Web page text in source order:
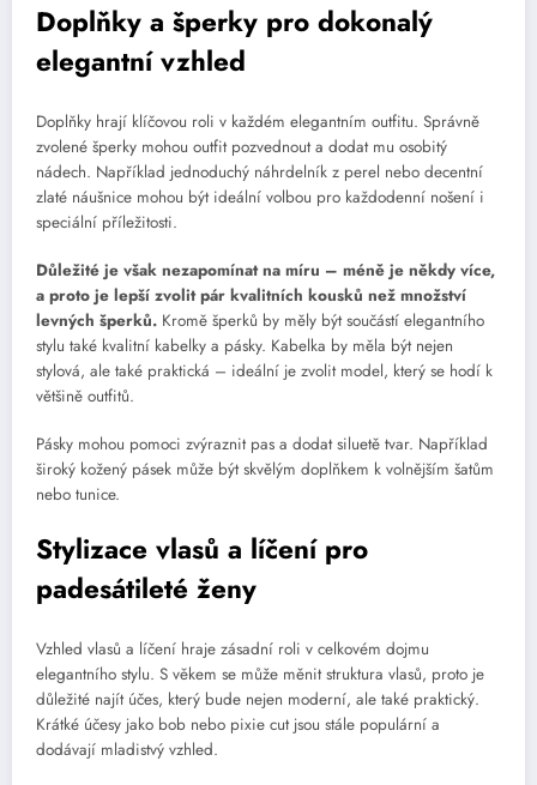
Doplňky a šperky pro dokonalý
elegantní vzhled
Doplňky hrají klíčovou roli v každém elegantním outfitu. Správně
zvolené šperky mohou outfit pozvednout a dodat mu osobitý
nádech. Například jednoduchý náhrdelník z perel nebo decentní
zlaté náušnice mohou být ideální volbou pro každodenní nošení i
speciální příležitosti.
Důležité je však nezapomínat na míru – méně je někdy více,
a proto je lepší zvolit pár kvalitních kousků než množství
levných šperků. Kromě šperků by měly být součástí elegantního
stylu také kvalitní kabelky a pásky. Kabelka by měla být nejen
stylová, ale také praktická – ideální je zvolit model, který se hodí k
většině outfitů.
Pásky mohou pomoci zvýraznit pas a dodat siluetě tvar. Například
široký kožený pásek může být skvělým doplňkem k volnějším šatům
nebo tunice.
Stylizace vlasů a líčení pro
padesátileté ženy
Vzhled vlasů a líčení hraje zásadní roli v celkovém dojmu
elegantního stylu. S věkem se může měnit struktura vlasů, proto je
důležité najít účes, který bude nejen moderní, ale také praktický.
Krátké účesy jako bob nebo pixie cut jsou stále populární a
dodávají mladistvý vzhled.